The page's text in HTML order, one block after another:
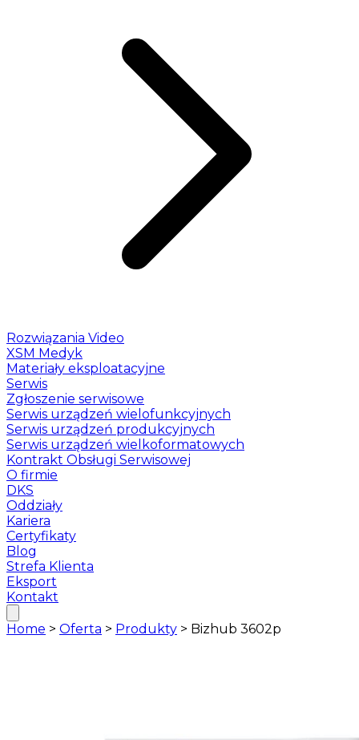
Rozwiązania Video
XSM Medyk
Materiały eksploatacyjne
Serwis
Zgłoszenie serwisowe
Serwis urządzeń wielofunkcyjnych
Serwis urządzeń produkcyjnych
Serwis urządzeń wielkoformatowych
Kontrakt Obsługi Serwisowej
O firmie
DKS
Oddziały
Kariera
Certyfikaty
Blog
Strefa Klienta
Eksport
Kontakt
Home > Oferta > Produkty > Bizhub 3602p